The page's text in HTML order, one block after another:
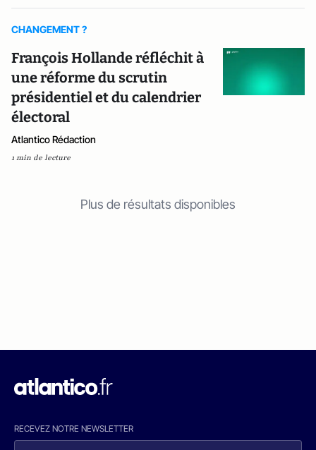
CHANGEMENT ?
François Hollande réfléchit à
une réforme du scrutin
présidentiel et du calendrier
électoral
Atlantico Rédaction
1 min de lecture
Plus de résultats disponibles
RECEVEZ NOTRE NEWSLETTER